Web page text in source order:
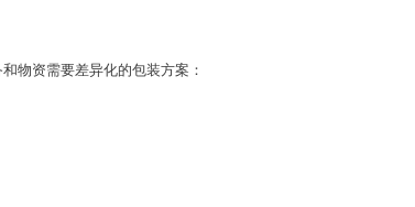
物资需要差异化的包装方案：